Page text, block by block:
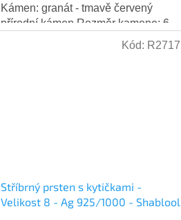
Kámen: granát - tmavě červený
přírodní kámen Rozměr kamene: 6
mm x 6 mm Hmotnost: 3,0 g Ryzost
Stříbrný prsten s kytičkami -
Velikost 8 - Ag 925/1000 - Shablool
Kód: R2717